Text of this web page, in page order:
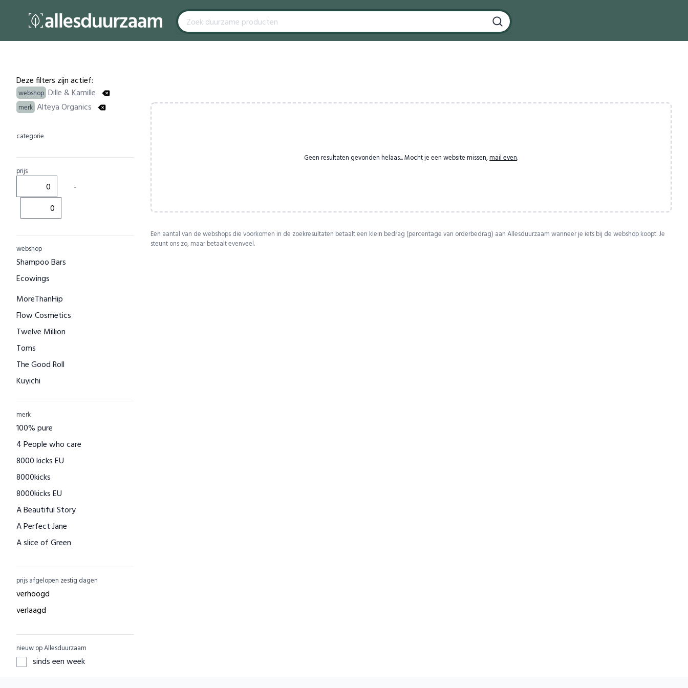
Filters
Deze filters zijn actief:
webshop Dille & Kamille
merk Alteya Organics
categorie
prijs
-
webshop
Shampoo Bars
Ecowings
MoreThanHip
Flow Cosmetics
Twelve Million
Toms
The Good Roll
Kuyichi
Bamigo
CAYBOO
Green Jump
Houtenspeelgoed-shop.nl
Menstruatiecups.nl
Natural Heroes
Waschbär
Big Green Smile
Little Indians
GreenPicnic
Nature's Gift
Dille & Kamille
ZO Schoon
Yarrah
merk
100% pure
4 People who care
8000 kicks EU
8000kicks
8000kicks EU
A Beautiful Story
A Perfect Jane
A slice of Green
ACBC
ACE
ADUH
AGAZI
prijs afgelopen zestig dagen
verhoogd
verlaagd
nieuw op Allesduurzaam
sinds een week
Geen resultaten gevonden helaas... Mocht je een website missen,mail even.
Een aantal van de webshops die voorkomen in de zoekresultaten betaalt een klein bedrag (percentage van orderbedrag) aan Allesduurzaam wanneer je iets bij de webshop koopt. Je
steunt ons zo, maar betaalt evenveel.